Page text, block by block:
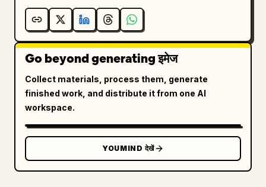
Go beyond generating इमेज
Collect materials, process them, generate
finished work, and distribute it from one AI
workspace.
YOUMIND देखें